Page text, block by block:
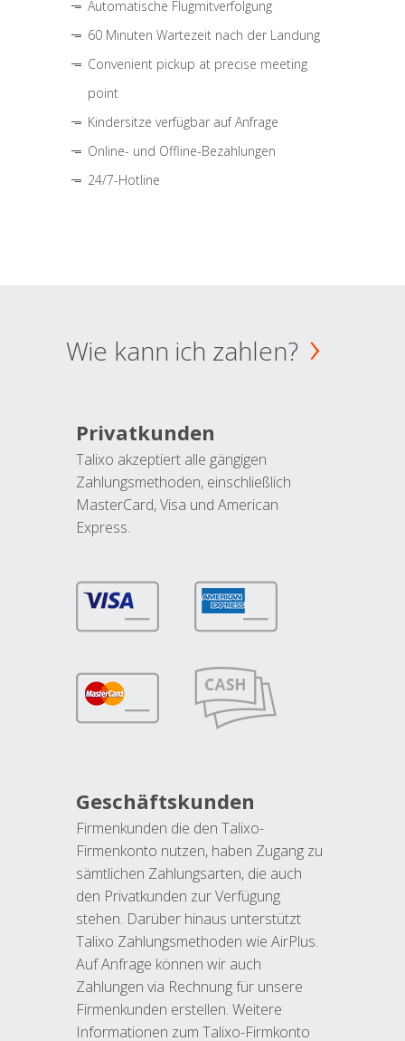
Automatische Flugmitverfolgung
60 Minuten Wartezeit nach der Landung
Convenient pickup at precise meeting
point
Kindersitze verfügbar auf Anfrage
Online- und Offline-Bezahlungen
24/7-Hotline
Wie kann ich zahlen?
Privatkunden
Talixo akzeptiert alle gängigen
Zahlungsmethoden, einschließlich
MasterCard, Visa und American
Express.
Geschäftskunden
Firmenkunden die den Talixo-
Firmenkonto nutzen, haben Zugang zu
sämtlichen Zahlungsarten, die auch
den Privatkunden zur Verfügung
stehen. Darüber hinaus unterstützt
Talixo Zahlungsmethoden wie AirPlus.
Auf Anfrage können wir auch
Zahlungen via Rechnung für unsere
Firmenkunden erstellen. Weitere
Informationen zum Talixo-Firmkonto